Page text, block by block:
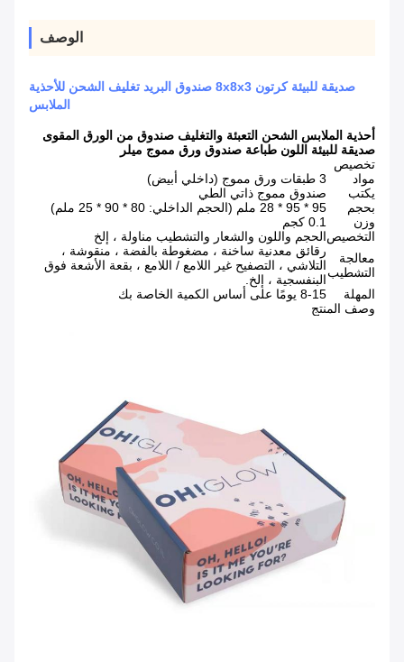
الوصف
صديقة للبيئة كرتون 8x8x3 صندوق البريد تغليف الشحن للأحذية
الملابس
أحذية الملابس الشحن التعبئة والتغليف صندوق من الورق المقوى
صديقة للبيئة اللون طباعة صندوق ورق مموج ميلر
تخصيص
مواد
3 طبقات ورق مموج (داخلي أبيض)
يكتب
صندوق مموج ذاتي الطي
بحجم
95 * 95 * 28 ملم (الحجم الداخلي: 80 * 90 * 25 ملم)
وزن
0.1 كجم
التخصيصالحجم واللون والشعار والتشطيب مناولة ، إلخ
معالجة
التشطيب
رقائق معدنية ساخنة ، مضغوطة بالفضة ، منقوشة ،
التلاشي ، التصفيح غير اللامع / اللامع ، بقعة الأشعة فوق
البنفسجية ، إلخ.
المهلة
8-15 يومًا على أساس الكمية الخاصة بك
وصف المنتج